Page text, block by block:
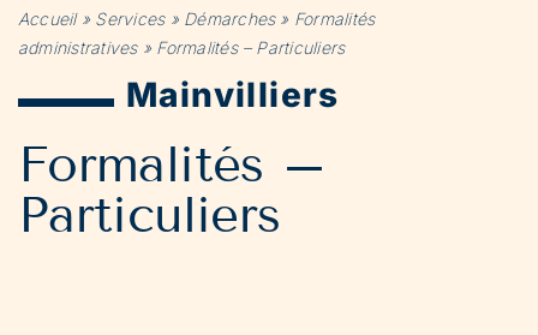
Accueil» Services» Démarches» Formalités
administratives» Formalités – Particuliers
Mainvilliers
Formalités –
Particuliers